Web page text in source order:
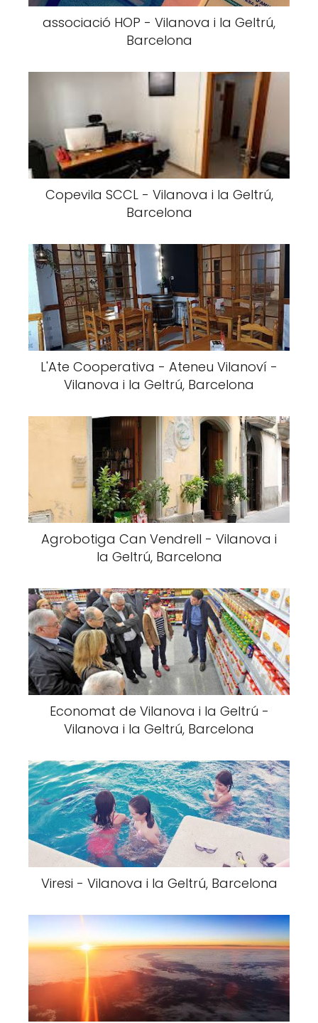
associació HOP - Vilanova i la Geltrú,
Barcelona
Copevila SCCL - Vilanova i la Geltrú,
Barcelona
L'Ate Cooperativa - Ateneu Vilanoví -
Vilanova i la Geltrú, Barcelona
Agrobotiga Can Vendrell - Vilanova i
la Geltrú, Barcelona
Economat de Vilanova i la Geltrú -
Vilanova i la Geltrú, Barcelona
Viresi - Vilanova i la Geltrú, Barcelona